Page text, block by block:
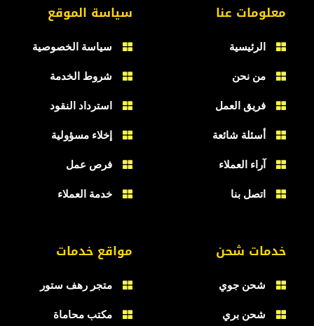
معلومات عنا
الرئيسية
من نحن
فريق العمل
أسئلة شائعة
آراء العملاء
اتصل بنا
سياسة الموقع
سياسة الخصوصية
شروط الخدمة
استرداد النقود
إخلاء مسؤولية
فرص عمل
خدمة العملاء
خدمات شحن
شحن جوي
شحن بري
مواقع خدمات
متجر رهف ستور
مكتب محاماة